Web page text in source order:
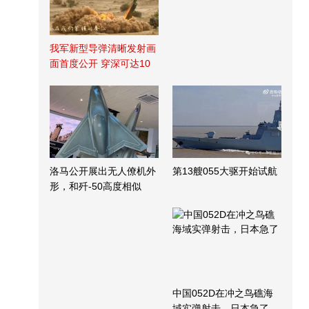
我军新型导弹清晰发射画
面首度公开 穿深可达10
洛马公开展出无人僚机外
形，和歼-50高度相似
第13艘055大驱开始试航
中国052D在冲之鸟礁海